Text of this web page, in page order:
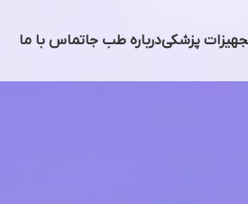
پزشکیدرباره طب جاتماس با ما